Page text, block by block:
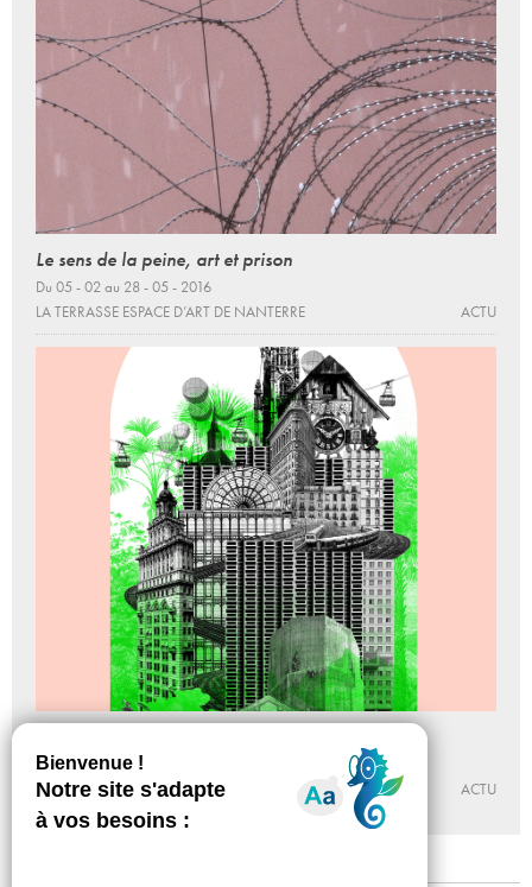
Le sens de la peine, art et prison
Du 05 - 02 au 28 - 05 - 2016
LA TERRASSE ESPACE D’ART DE NANTERRE
ACTU
Du 26 - 03 au 24 - 07 - 2022
CENTRE D’ART CONTEMPORAIN DE LA FERME DU BUISSON
ACTU